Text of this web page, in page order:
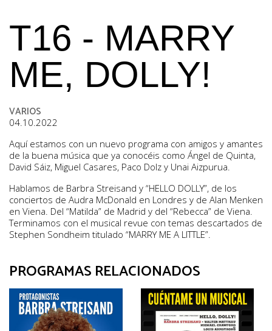
T16 - MARRY
ME, DOLLY!
VARIOS
04.10.2022
Aquí estamos con un nuevo programa con amigos y amantes
de la buena música que ya conocéis como Ángel de Quinta,
David Sáiz, Miguel Casares, Paco Dolz y Unai Aizpurua.
Hablamos de Barbra Streisand y “HELLO DOLLY”, de los
conciertos de Audra McDonald en Londres y de Alan Menken
en Viena. Del “Matilda” de Madrid y del “Rebecca” de Viena.
Terminamos con el musical revue con temas descartados de
Stephen Sondheim titulado “MARRY ME A LITTLE”.
PROGRAMAS RELACIONADOS